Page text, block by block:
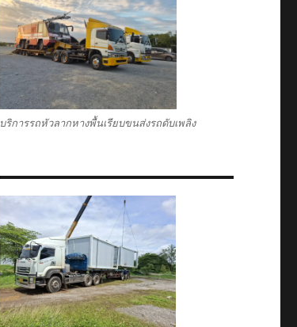
บริการรถหัวลากหางพื้นเรียบขนส่งรถดับเพลิง